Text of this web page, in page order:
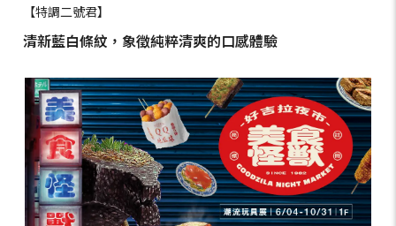
【特調二號君】
清新藍白條紋，象徵純粹清爽的口感體驗